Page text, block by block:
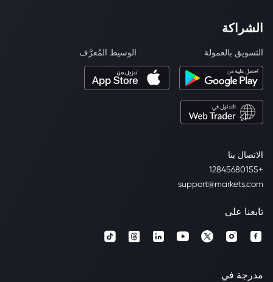
الاتصال بنا
+12845680155
support@markets.com
الشراكة
التسويق بالعمولة الوسيط المُعرَّف
تابعنا على
مدرجة في